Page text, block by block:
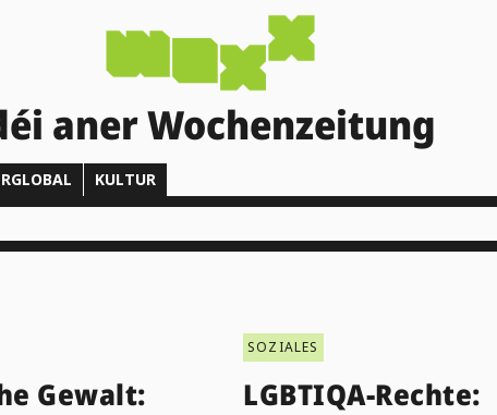
aner Wochenzeitung
KULTUR
Gewalt:
SOZIALES
LGBTIQA-Rechte: